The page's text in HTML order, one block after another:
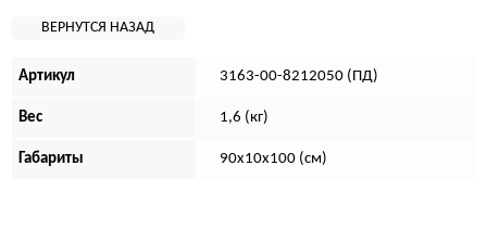
Артикул 3163-00-8212050 (ПД)
Вес 1,6 (кг)
Габариты 90х10х100 (см)